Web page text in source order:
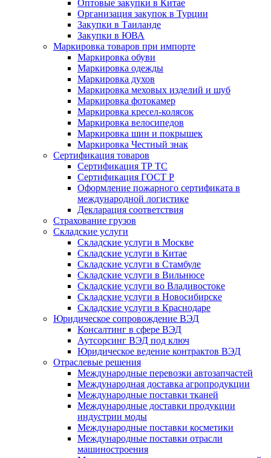
Оптовые закупки в Китае
Организация закупок в Турции
Закупки в Таиланде
Закупки в ЮВА
Маркировка товаров при импорте
Маркировка обуви
Маркировка одежды
Маркировка духов
Маркировка меховых изделий и шуб
Маркировка фотокамер
Маркировка кресел-колясок
Маркировка велосипедов
Маркировка шин и покрышек
Маркировка Честный знак
Сертификация товаров
Сертификация ТР ТС
Сертификация ГОСТ Р
Оформление пожарного сертификата в
международной логистике
Декларация соответствия
Страхование грузов
Складские услуги
Складские услуги в Москве
Складские услуги в Китае
Складские услуги в Стамбуле
Складские услуги в Вильнюсе
Складские услуги во Владивостоке
Складские услуги в Новосибирске
Складские услуги в Краснодаре
Юридическое сопровождение ВЭД
Консалтинг в сфере ВЭД
Аутсорсинг ВЭД под ключ
Юридическое ведение контрактов ВЭД
Отраслевые решения
Международные перевозки автозапчастей
Международная доставка агропродукции
Международные поставки тканей
Международные доставки продукции
индустрии моды
Международные поставки косметики
Международные поставки отрасли
машиностроения